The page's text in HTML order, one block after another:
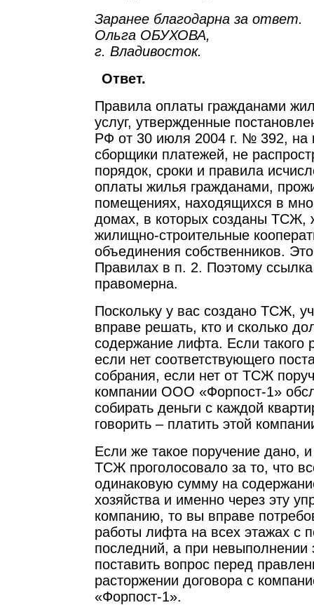
Заранее благодарна за ответ.
Ольга ОБУХОВА,
г. Владивосток.
Ответ.
Правила оплаты гражданами
услуг, утвержденные
РФ от 30 июля 2004 г. № 392, на
сборщики платежей, не
порядок, сроки и правила
оплаты жилья гражданами,
помещениях, находящихся в
домах, в которых созданы ТСЖ,
жилищно-строительные
объединения собственников.
Правилах в п. 2. Поэтому
правомерна.
Поскольку у вас создано ТСЖ,
вправе решать, кто и сколько
содержание лифта. Если такого
если нет соответствующего
собрания, если нет от ТСЖ
компании ООО «Форпост-1»
собирать деньги с каждой
говорить – платить этой
Если же такое поручение дано,
ТСЖ проголосовало за то, что
одинаковую сумму на
хозяйства и именно через эту
компанию, то вы вправе
работы лифта на всех этажах с
последний, а при невыполнении
поставить вопрос перед
расторжении договора с
«Форпост-1».